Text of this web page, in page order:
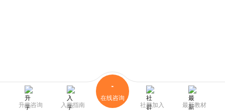
升学咨询 入学指南
在线咨询
社群加入
最新教材